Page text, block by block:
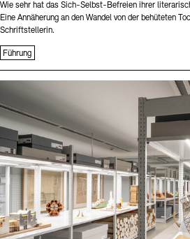
Wie sehr hat das Sich-Selbst-Befreien ihrer
Eine Annäherung an den Wandel von der behüteten
Schriftstellerin.
Führung